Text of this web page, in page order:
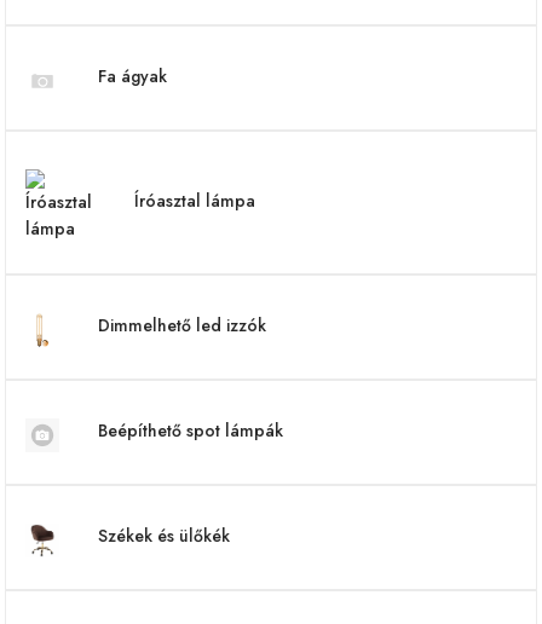
Fa ágyak
Íróasztal lámpa
Dimmelhető led izzók
Beépíthető spot lámpák
Székek és ülőkék